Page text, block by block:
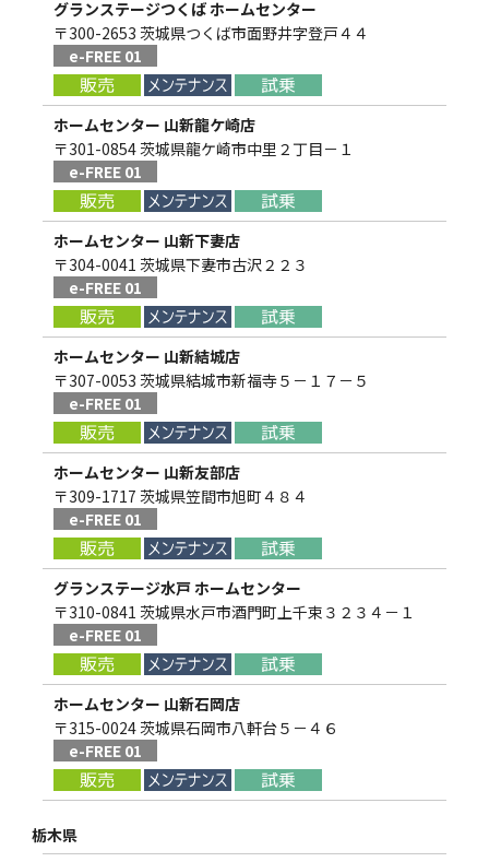
グランステージつくば ホームセンター
〒300-2653 茨城県つくば市面野井字登戸４４
e-FREE 01
ホームセンター 山新龍ケ崎店
〒301-0854 茨城県龍ケ崎市中里２丁目－１
e-FREE 01
ホームセンター 山新下妻店
〒304-0041 茨城県下妻市古沢２２３
e-FREE 01
ホームセンター 山新結城店
〒307-0053 茨城県結城市新福寺５－１７－５
e-FREE 01
ホームセンター 山新友部店
〒309-1717 茨城県笠間市旭町４８４
e-FREE 01
グランステージ水戸 ホームセンター
〒310-0841 茨城県水戸市酒門町上千束３２３４－１
e-FREE 01
ホームセンター 山新石岡店
〒315-0024 茨城県石岡市八軒台５－４６
e-FREE 01
栃木県